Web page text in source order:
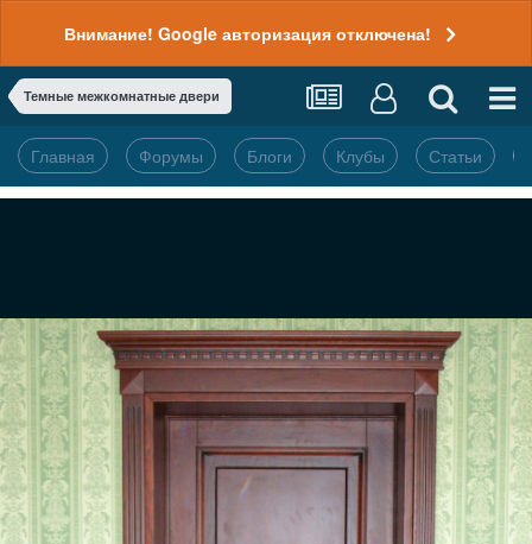
Внимание! Google авторизация отключена!
Темные межкомнатные двери
Главная Форумы Блоги Клубы Статьи